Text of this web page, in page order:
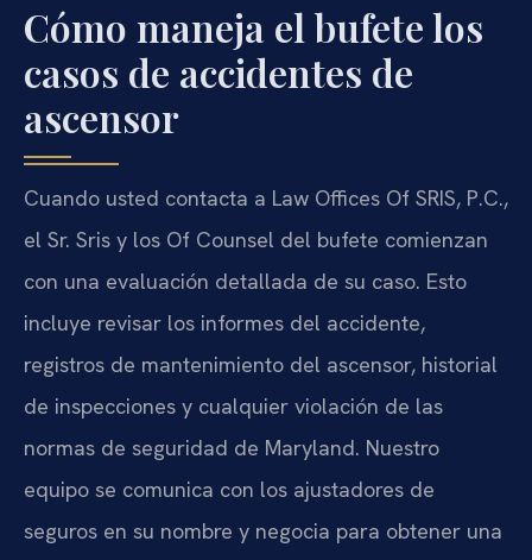
Cómo maneja el bufete los
casos de accidentes de
ascensor
Cuando usted contacta a Law Offices Of SRIS, P.C.,
el Sr. Sris y los Of Counsel del bufete comienzan
con una evaluación detallada de su caso. Esto
incluye revisar los informes del accidente,
registros de mantenimiento del ascensor, historial
de inspecciones y cualquier violación de las
normas de seguridad de Maryland. Nuestro
equipo se comunica con los ajustadores de
seguros en su nombre y negocia para obtener una